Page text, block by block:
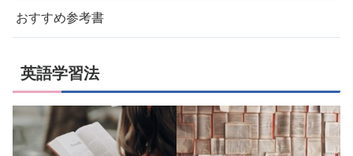
おすすめ参考書
英語学習法